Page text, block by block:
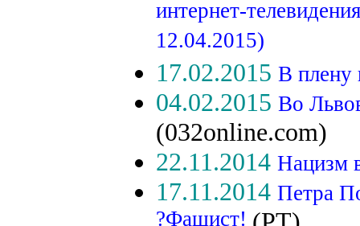
интернет-
12.04.2015)
17.02.2015 В плену
04.02.2015 Во
(032online.com)
22.11.2014 Нацизм
17.11.2014 Петра